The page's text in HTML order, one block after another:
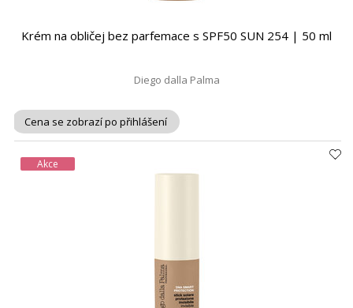
Krém na obličej bez parfemace s SPF50 SUN 254 | 50 ml
Diego dalla Palma
Cena se zobrazí po přihlášení
Akce